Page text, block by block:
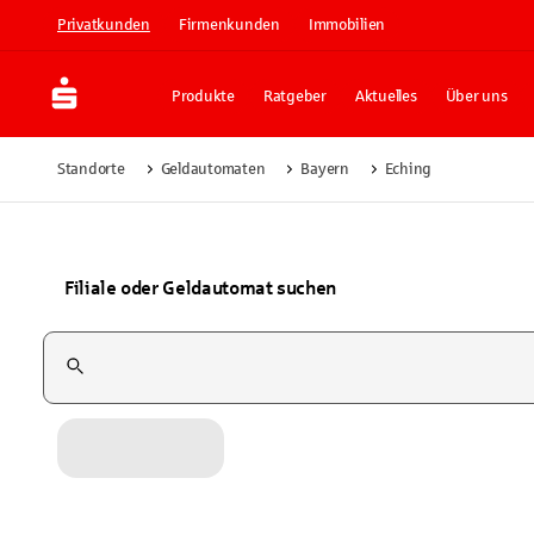
Privatkunden Firmenkunden Immobilien
Produkte Ratgeber Aktuelles Über uns
Standorte Geldautomaten Bayern Eching
Filiale oder Geldautomat suchen
Suchfeld